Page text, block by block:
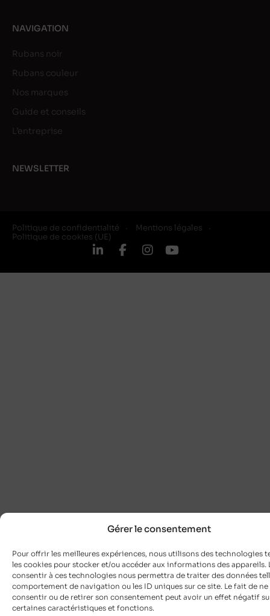
Gérer le consentement
Pour offrir les meilleures expériences, nous utilisons des technologies
les cookies pour stocker et/ou accéder aux informations des appareils.
consentir à ces technologies nous permettra de traiter des données
comportement de navigation ou les ID uniques sur ce site. Le fait de ne
consentir ou de retirer son consentement peut avoir un effet négatif
certaines caractéristiques et fonctions.
NAVIGATION
Rubans noir
Rubans couleur
Nos marques
Guide et conseils
L’entreprise
NEWSLETTER
Politique de confidentialité
Mentions légales
Politique de cookies (UE)